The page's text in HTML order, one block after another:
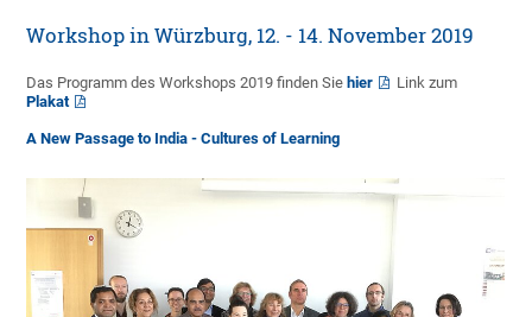
Workshop in Würzburg, 12. - 14. November 2019
Das Programm des Workshops 2019 finden Sie hier
Link zum
Plakat
A New Passage to India - Cultures of Learning